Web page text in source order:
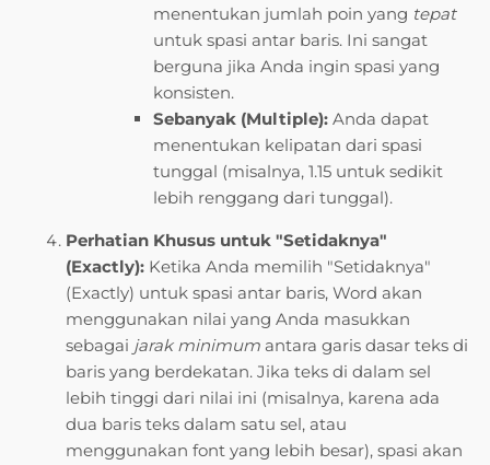
menentukan jumlah poin yang tepat
untuk spasi antar baris. Ini sangat
berguna jika Anda ingin spasi yang
konsisten.
Sebanyak (Multiple): Anda dapat
menentukan kelipatan dari spasi
tunggal (misalnya, 1.15 untuk sedikit
lebih renggang dari tunggal).
Perhatian Khusus untuk "Setidaknya"
(Exactly): Ketika Anda memilih "Setidaknya"
(Exactly) untuk spasi antar baris, Word akan
menggunakan nilai yang Anda masukkan
sebagai jarak minimum antara garis dasar teks di
baris yang berdekatan. Jika teks di dalam sel
lebih tinggi dari nilai ini (misalnya, karena ada
dua baris teks dalam satu sel, atau
menggunakan font yang lebih besar), spasi akan